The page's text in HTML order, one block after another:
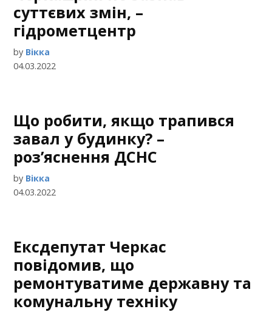
суттєвих змін, –
гідрометцентр
by Вікка
04.03.2022
Що робити, якщо трапився
завал у будинку? –
роз’яснення ДСНС
by Вікка
04.03.2022
Ексдепутат Черкас
повідомив, що
ремонтуватиме державну та
комунальну техніку